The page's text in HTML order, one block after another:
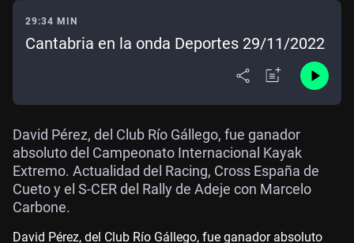
29:34 MIN
Cantabria en la onda Deportes 29/11/2022
David Pérez, del Club Río Gállego, fue ganador
absoluto del Campeonato Internacional Kayak
Extremo. Actualidad del Racing, Cross España de
Cueto y el S-CER del Rally de Adeje con Marcelo
Carbone.
David Pérez, del Club Río Gállego, fue ganador absoluto